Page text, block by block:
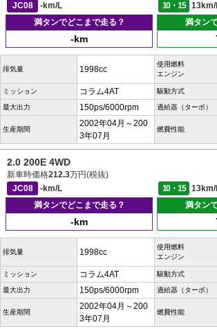
JC08
-km/L 10・15
13km/
満タンでどこまで走る？
-km
満タン
排気量 1998cc
使用燃料
エンジン
ミッション コラム4AT 駆動方式
最大出力 150ps/6000rpm 過給器（ターボ）
生産期間
2002年04月～200
3年07月
燃費性能
2.0 200E 4WD
新車時価格212.3万円(税抜)
JC08
-km/L 10・15
13km/
満タンでどこまで走る？
-km
満タン
排気量 1998cc
使用燃料
エンジン
ミッション コラム4AT 駆動方式
最大出力 150ps/6000rpm 過給器（ターボ）
生産期間
2002年04月～200
3年07月
燃費性能